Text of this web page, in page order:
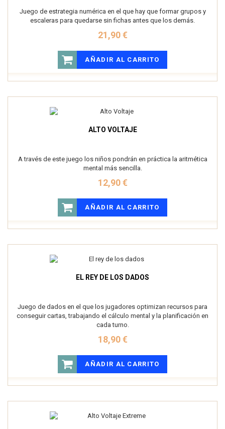
Juego de estrategia numérica en el que hay que formar grupos y
escaleras para quedarse sin fichas antes que los demás.
21,90 €
AÑADIR AL CARRITO
ALTO VOLTAJE
A través de este juego los niños pondrán en práctica la aritmética
mental más sencilla.
12,90 €
AÑADIR AL CARRITO
EL REY DE LOS DADOS
Juego de dados en el que los jugadores optimizan recursos para
conseguir cartas, trabajando el cálculo mental y la planificación en
cada turno.
18,90 €
AÑADIR AL CARRITO